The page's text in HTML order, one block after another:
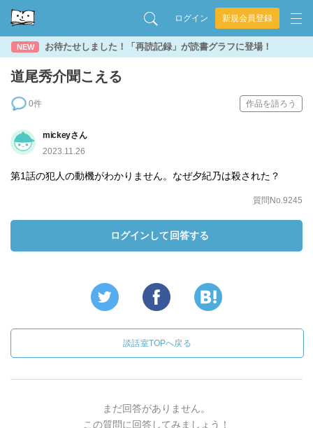
ログイン 新規会員登録
NEW お待たせしました！「再読記録」が読書グラフに登場！
道尾秀介聞こえる
0件 作品を語ろう
mickeyさん
2023.11.26
第1話の犯人の動機がわかりません。なぜ夕紀乃は殺された？
質問No.9245
ログインして回答する
談話室TOPへ戻る
まだ回答がありません。
この質問に回答してみましょう！